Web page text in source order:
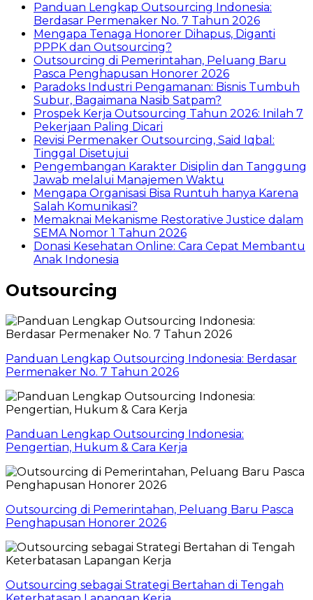
Panduan Lengkap Outsourcing Indonesia:
Berdasar Permenaker No. 7 Tahun 2026
Mengapa Tenaga Honorer Dihapus, Diganti
PPPK dan Outsourcing?
Outsourcing di Pemerintahan, Peluang Baru
Pasca Penghapusan Honorer 2026
Paradoks Industri Pengamanan: Bisnis Tumbuh
Subur, Bagaimana Nasib Satpam?
Prospek Kerja Outsourcing Tahun 2026: Inilah 7
Pekerjaan Paling Dicari
Revisi Permenaker Outsourcing, Said Iqbal:
Tinggal Disetujui
Pengembangan Karakter Disiplin dan Tanggung
Jawab melalui Manajemen Waktu
Mengapa Organisasi Bisa Runtuh hanya Karena
Salah Komunikasi?
Memaknai Mekanisme Restorative Justice dalam
SEMA Nomor 1 Tahun 2026
Donasi Kesehatan Online: Cara Cepat Membantu
Anak Indonesia
Outsourcing
Panduan Lengkap Outsourcing Indonesia: Berdasar
Permenaker No. 7 Tahun 2026
Panduan Lengkap Outsourcing Indonesia:
Pengertian, Hukum & Cara Kerja
Outsourcing di Pemerintahan, Peluang Baru Pasca
Penghapusan Honorer 2026
Outsourcing sebagai Strategi Bertahan di Tengah